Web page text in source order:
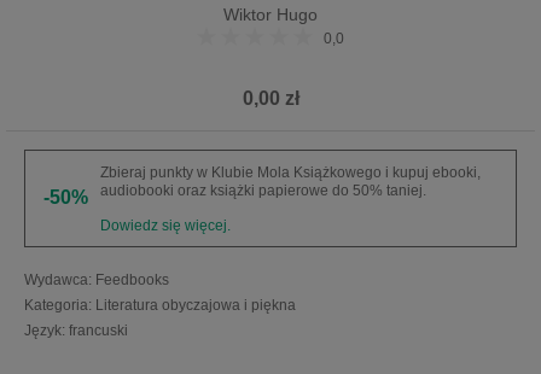
Wiktor Hugo
0,0
0,00 zł
-50%
Zbieraj punkty w Klubie Mola Książkowego i kupuj ebooki,
audiobooki oraz książki papierowe do 50% taniej.
Dowiedz się więcej.
Wydawca: Feedbooks
Kategoria: Literatura obyczajowa i piękna
Język: francuski